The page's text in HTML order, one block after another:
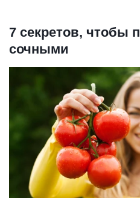
7 секретов,
сочными